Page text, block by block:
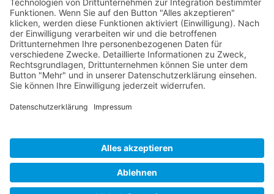
Ich stimme zu, dass meine Angaben aus dem Formular zur
Beantwortung meiner Anfrage erhoben und verarbeitet
werden. Die Daten werden so lange gespeichert, bis ein
Widerspruch erfolgt. Hinweis: Sie können Ihre Einwilligung
jederzeit in der Zukunft per Mail anhello@wisdomeurope.eu
widerrufen. Detaillierte Informationen zum Umgang mit
Nutzerdaten finden Sie in unsererDatenschutzerklärung.
SENDEN